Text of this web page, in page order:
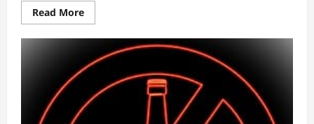
Read MoreRead
more
झारखंड
बुधवार
की
रात
बड़ा
प्रशासनिक